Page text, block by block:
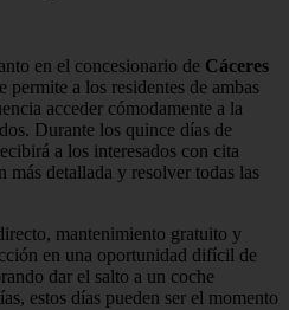
en el concesionario de Cáceres
permite a los residentes de ambas
acceder cómodamente a la
Durante los quince días de
a los interesados con cita
más detallada y resolver todas las
mantenimiento gratuito y
en una oportunidad difícil de
dar el salto a un coche
estos días pueden ser el momento